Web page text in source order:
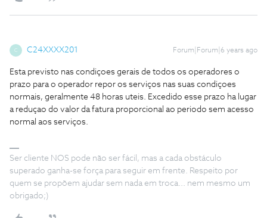
C C24XXXX201 Forum|Forum|6 years ago
Esta previsto nas condiçoes gerais de todos os operadores o
prazo para o operador repor os serviços nas suas condiçoes
normais, geralmente 48 horas uteis. Excedido esse prazo ha lugar
a reduçao do valor da fatura proporcional ao periodo sem acesso
normal aos serviços.
Ser cliente NOS pode não ser fácil, mas a cada obstáculo
superado ganha-se força para seguir em frente. Respeito por
quem se propõem ajudar sem nada em troca... nem mesmo um
obrigado;)